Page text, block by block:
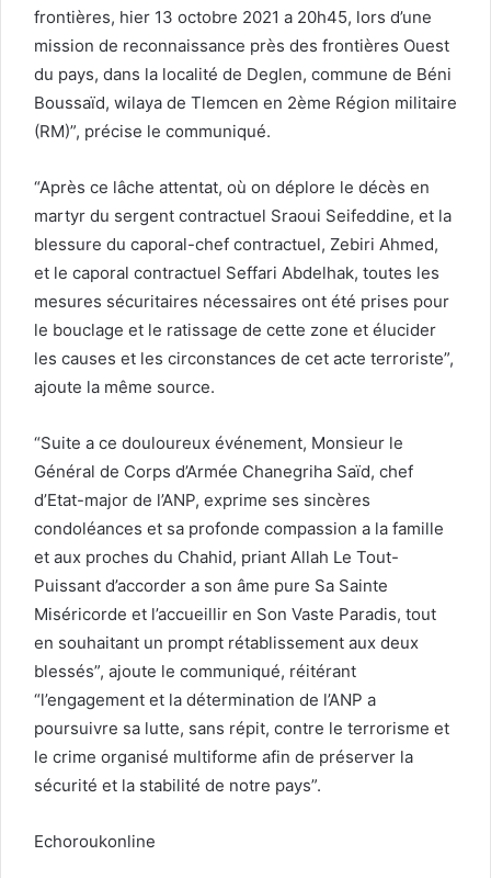
frontières, hier 13 octobre 2021 a 20h45, lors d’une
mission de reconnaissance près des frontières Ouest
du pays, dans la localité de Deglen, commune de Béni
Boussaïd, wilaya de Tlemcen en 2ème Région militaire
(RM)”, précise le communiqué.
“Après ce lâche attentat, où on déplore le décès en
martyr du sergent contractuel Sraoui Seifeddine, et la
blessure du caporal-chef contractuel, Zebiri Ahmed,
et le caporal contractuel Seffari Abdelhak, toutes les
mesures sécuritaires nécessaires ont été prises pour
le bouclage et le ratissage de cette zone et élucider
les causes et les circonstances de cet acte terroriste”,
ajoute la même source.
“Suite a ce douloureux événement, Monsieur le
Général de Corps d’Armée Chanegriha Saïd, chef
d’Etat-major de l’ANP, exprime ses sincères
condoléances et sa profonde compassion a la famille
et aux proches du Chahid, priant Allah Le Tout-
Puissant d’accorder a son âme pure Sa Sainte
Miséricorde et l’accueillir en Son Vaste Paradis, tout
en souhaitant un prompt rétablissement aux deux
blessés”, ajoute le communiqué, réitérant
“l’engagement et la détermination de l’ANP a
poursuivre sa lutte, sans répit, contre le terrorisme et
le crime organisé multiforme afin de préserver la
sécurité et la stabilité de notre pays”.
Echoroukonline